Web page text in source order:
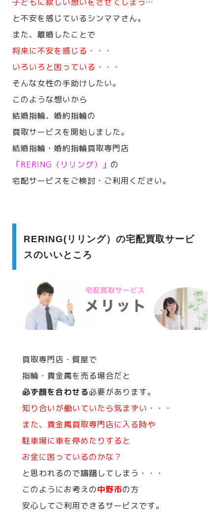
と不安を感じているシンママさん。
また、離婚したことで
将来に不安を感じる・・・
いろいろと困っている・・・
そんな女性の手助けしたい。
このような想いから
結婚指輪、婚約指輪の
買取サービスを開始しました。
結婚指輪・婚約指輪買取専門店
「RERING（リリング）」 の
宅配サービスをご検討・ご利用ください。
RERING(リリング）の宅配買取サービ
スのいいところ
買取専門店・質屋で
指輪・貴金属を売る場合だと
必ず顔を合わせる必要があります。
知り合いが働いていたら気まずい・・・
また、貴金属買取専門店に入る時や
駐車場に車を停めたりすると
お金に困っているのかな？
と思われるので躊躇してしまう・・・
このようにお考えの中野市の方
安心してご利用できるサービスです。